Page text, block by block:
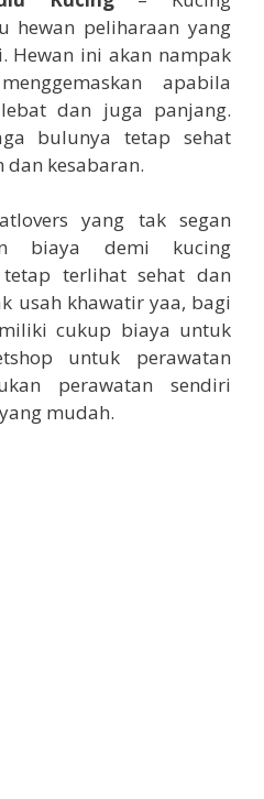
hewan peliharaan yang
Hewan ini akan nampak
apabila
dan juga panjang.
bulunya tetap sehat
kesabaran.
yang tak segan
biaya demi kucing
tetap terlihat sehat dan
usah khawatir yaa, bagi
cukup biaya untuk
untuk perawatan
perawatan sendiri
mudah.